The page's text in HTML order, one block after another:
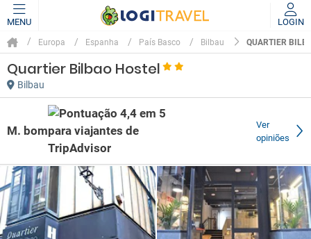
MENU LOGIN
Europa Espanha País Basco Bilbau QUARTIER
Quartier Bilbao Hostel
Bilbau
M. bom
Ver
opiniões